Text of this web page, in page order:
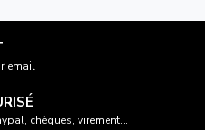
email
chèques, virement...